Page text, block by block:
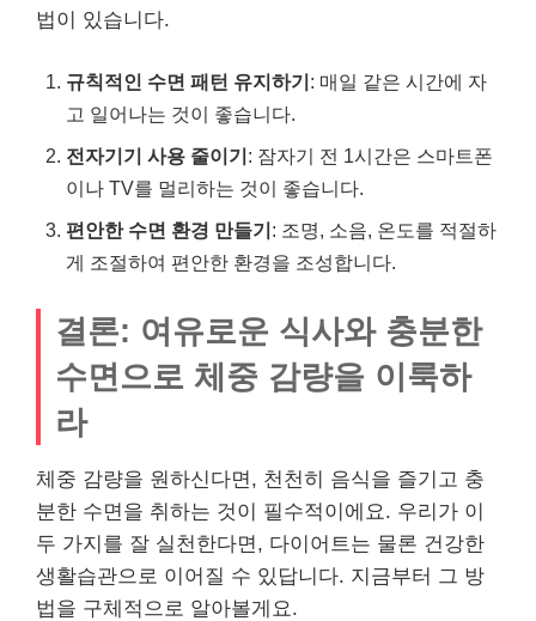
법이 있습니다.
규칙적인 수면 패턴 유지하기: 매일 같은 시간에 자
고 일어나는 것이 좋습니다.
전자기기 사용 줄이기: 잠자기 전 1시간은 스마트폰
이나 TV를 멀리하는 것이 좋습니다.
편안한 수면 환경 만들기: 조명, 소음, 온도를 적절하
게 조절하여 편안한 환경을 조성합니다.
결론: 여유로운 식사와 충분한
수면으로 체중 감량을 이룩하
라
체중 감량을 원하신다면, 천천히 음식을 즐기고 충
분한 수면을 취하는 것이 필수적이에요. 우리가 이
두 가지를 잘 실천한다면, 다이어트는 물론 건강한
생활습관으로 이어질 수 있답니다. 지금부터 그 방
법을 구체적으로 알아볼게요.